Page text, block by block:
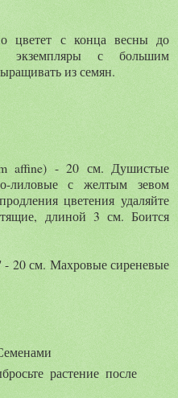
цветет с конца весны до
экземпляры с большим
из семян.
affine) - 20 см. Душистые
лиловые с желтым зевом
цветения удаляйте
длиной 3 см. Боится
- 20 см. Махровые сиреневые
растение после